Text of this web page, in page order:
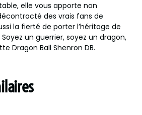
elle vous apporte non
des vrais fans de
la fierté de porter l’héritage de
un guerrier, soyez un dragon,
Dragon Ball Shenron DB.